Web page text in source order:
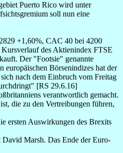
Puerto Rico wird unter
soll nun eine
+1,60%, CAC 40 bei 4200
des Aktienindex FTSE
Der "Footsie" genannte
Börsenindizes hat der
nach dem Einbruch vom Freitag
[RS 29.6.16]
verantwortlich gemacht.
die zu den Vertreibungen führen,
ersten Auswirkungen des Brexits
Marsh. Das Ende der Euro-